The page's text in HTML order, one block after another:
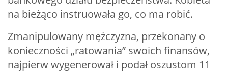
na bieżąco instruowała go, co ma robić.
Zmanipulowany mężczyzna, przekonany o
konieczności „ratowania” swoich finansów,
najpierw wygenerował i podał oszustom 11